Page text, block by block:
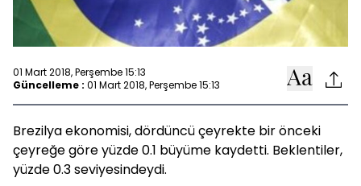
01 Mart 2018, Perşembe 15:13
Güncelleme : 01 Mart 2018, Perşembe 15:13
Brezilya ekonomisi, dördüncü çeyrekte bir önceki
çeyreğe göre yüzde 0.1 büyüme kaydetti. Beklentiler,
yüzde 0.3 seviyesindeydi.